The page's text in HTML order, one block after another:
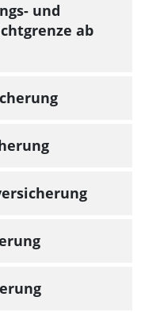
und
ab